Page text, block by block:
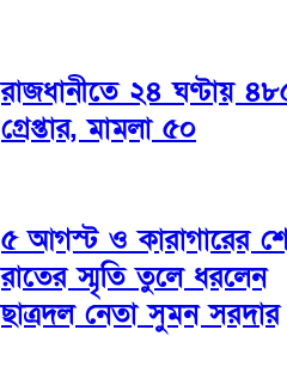
রাজধানীতে ২৪ ঘণ্টায়
গ্রেপ্তার, মামলা ৫০
৫ আগস্ট ও কারাগারের
রাতের স্মৃতি তুলে ধরলেন
ছাত্রদল নেতা সুমন সরদার